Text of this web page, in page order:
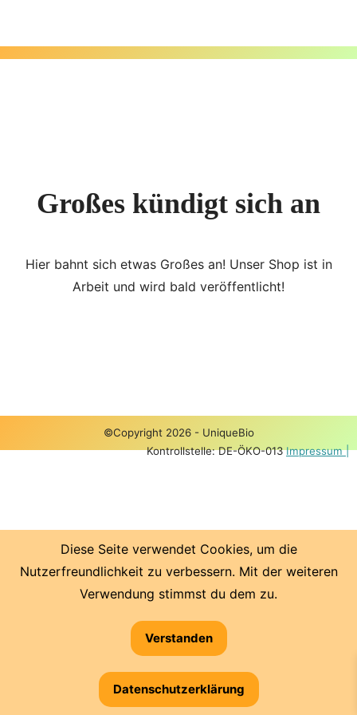
Zum
Großes kündigt sich an
Hier bahnt sich etwas Großes an! Unser Shop ist in
Arbeit und wird bald veröffentlicht!
Diese Seite verwendet Cookies, um die
Nutzerfreundlichkeit zu verbessern. Mit der weiteren
Verwendung stimmst du dem zu.
Verstanden
Datenschutzerklärung
©Copyright 2026 - UniqueBio
Kontrollstelle: DE-ÖKO-013Impressum |